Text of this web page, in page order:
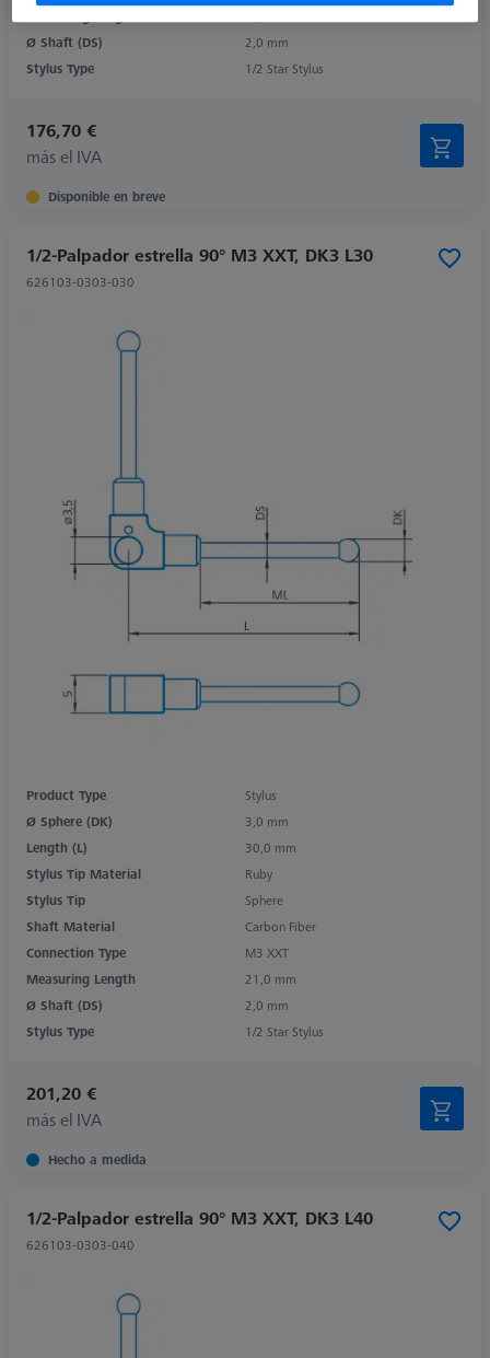
Ø Shaft (DS)
2,0 mm
Stylus Type
1/2 Star Stylus
176,70 €
más el IVA
Disponible en breve
1/2-Palpador estrella 90° M3 XXT, DK3 L30
626103-0303-030
Product Type
Stylus
Ø Sphere (DK)
3,0 mm
Length (L)
30,0 mm
Stylus Tip Material
Ruby
Stylus Tip
Sphere
Shaft Material
Carbon Fiber
Connection Type
M3 XXT
Measuring Length
21,0 mm
Ø Shaft (DS)
2,0 mm
Stylus Type
1/2 Star Stylus
201,20 €
más el IVA
Hecho a medida
1/2-Palpador estrella 90° M3 XXT, DK3 L40
626103-0303-040